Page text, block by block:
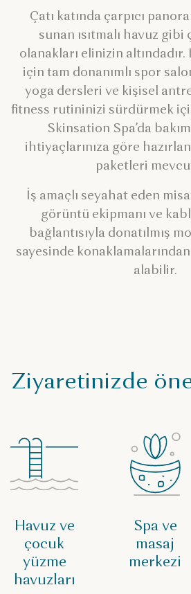
Çatı katında çarpıcı
sunan ısıtmalı havuz
olanakları elinizin altındadır.
için tam donanımlı spor
yoga dersleri ve kişisel
fitness rutininizi sürdürmek
Skinsation Spa’da
ihtiyaçlarınıza göre
paketleri
İş amaçlı seyahat eden
görüntü ekipmanı ve
bağlantısıyla donatılmış
sayesinde
alabilir.
Ziyaretinizde
Havuz ve
çocuk
yüzme
havuzları
Spa ve
masaj
merkezi